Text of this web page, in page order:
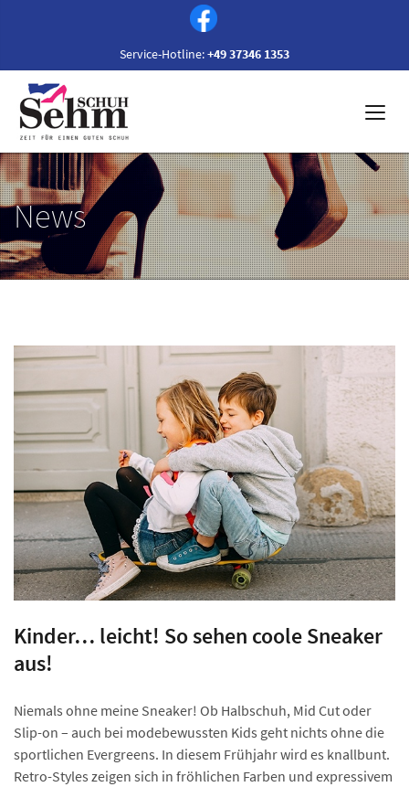
Service-Hotline:+49 37346 1353
News
Kinder… leicht! So sehen coole Sneaker
aus!
Niemals ohne meine Sneaker! Ob Halbschuh, Mid Cut oder
Slip-on – auch bei modebewussten Kids geht nichts ohne die
sportlichen Evergreens. In diesem Frühjahr wird es knallbunt.
Retro-Styles zeigen sich in fröhlichen Farben und expressivem